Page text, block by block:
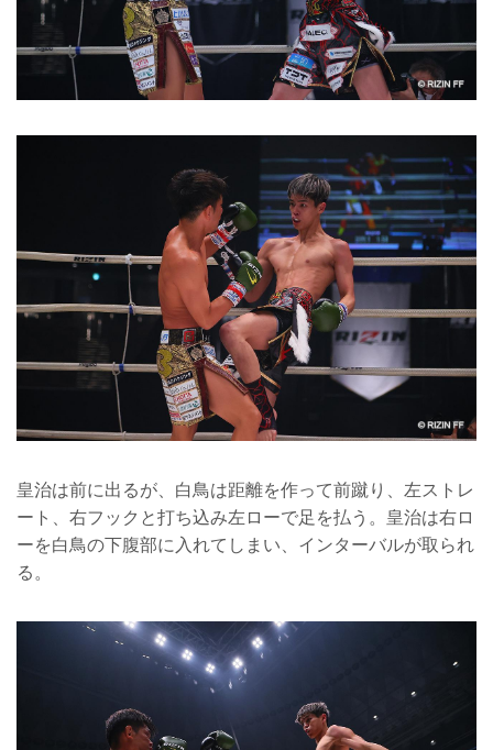
皇治は前に出るが、白鳥は距離を作って前蹴り、左ストレ
ート、右フックと打ち込み左ローで足を払う。皇治は右ロ
ーを白鳥の下腹部に入れてしまい、インターバルが取られ
る。